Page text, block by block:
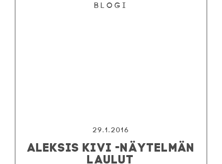
Blogi
29.1.2016
ALEKSIS KIVI -NÄYTELMÄN
LAULUT